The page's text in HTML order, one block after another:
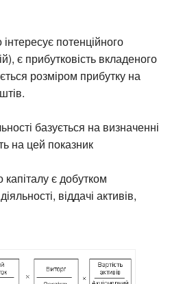
потенційного
є прибутковість вкладеного
розміром прибутку на
базується на визначенні
на цей показник
капіталу є добутком
віддачі активів,